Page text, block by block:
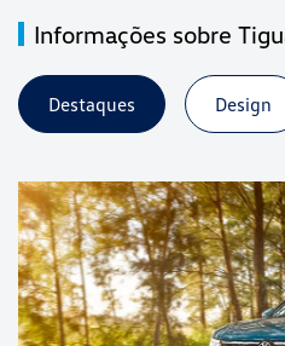
Informações sobre
Destaques Design